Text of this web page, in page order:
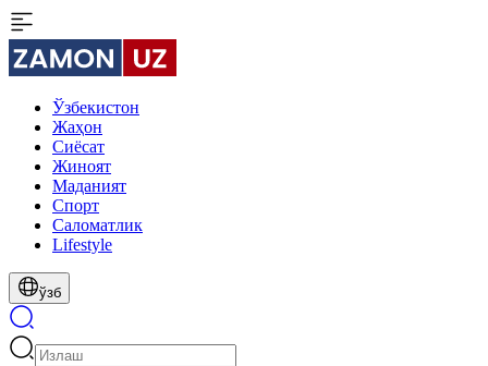
Ўзбекистон
Жаҳон
Сиёсат
Жиноят
Маданият
Спорт
Cаломатлик
Lifestyle
ўзб